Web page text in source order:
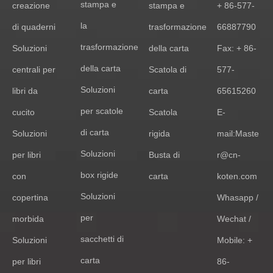
creazione
di quaderni
Soluzioni
centrali per
libri da
cucito
Soluzioni
per libri
con
copertina
morbida
Soluzioni
per libri
stampa e
la
trasformazione
della carta
Soluzioni
per scatole
di carta
Soluzioni
box rigide
Soluzioni
per
sacchetti di
carta
stampa e
trasformazione
della carta
Scatola di
carta
Scatola
rigida
Busta di
carta
+ 86-577-
66887790
Fax: + 86-
577-
65615260
E-
mail:Maste
r@cn-
koten.com
Whasapp /
Wechat /
Mobile: +
86-